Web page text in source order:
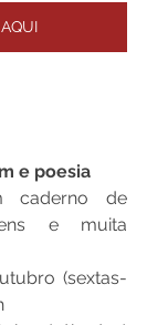
e poesia
caderno de
e muita
(sextas-